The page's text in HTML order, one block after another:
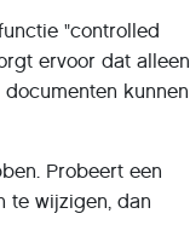
"controlled
ervoor dat alleen
kunnen
Probeert een
te wijzigen, dan